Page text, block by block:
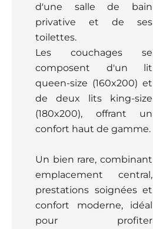
d'une salle de bain
privative et de ses
toilettes.
Les couchages se
composent d'un lit
queen-size (160x200) et
de deux lits king-size
(180x200), offrant un
confort haut de gamme.
Un bien rare, combinant
emplacement central,
prestations soignées et
confort moderne, idéal
pour profiter